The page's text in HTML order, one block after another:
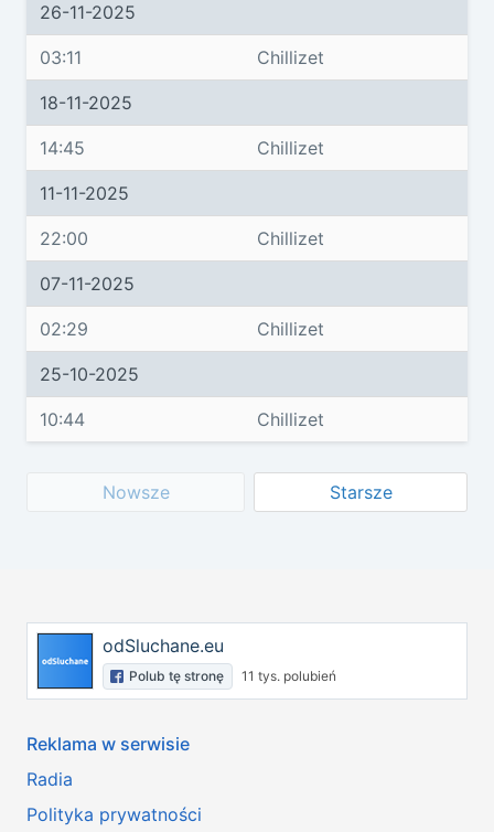
26-11-2025
03:11 Chillizet
18-11-2025
14:45 Chillizet
11-11-2025
22:00 Chillizet
07-11-2025
02:29 Chillizet
25-10-2025
10:44 Chillizet
Nowsze Starsze
odSluchane.eu
Polub tę stronę 11 tys. polubień
Reklama w serwisie
Radia
Polityka prywatności